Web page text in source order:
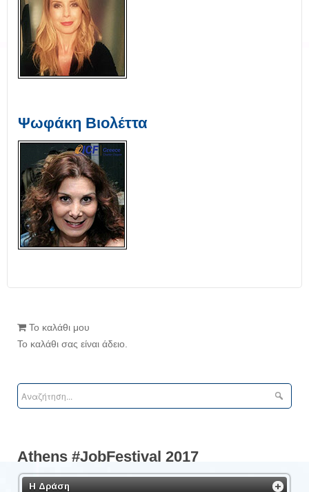
Ψωφάκη Βιολέττα
Το καλάθι μου
Το καλάθι σας είναι άδειο.
Athens #JobFestival 2017
Η Δράση